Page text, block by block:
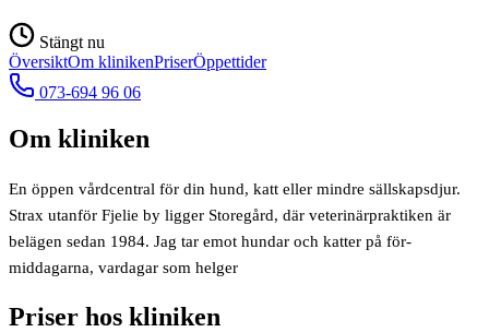
Stängt nu
ÖversiktOm klinikenPriserÖppettider
073-694 96 06
Om kliniken
En öppen vårdcentral för din hund, katt eller mindre sällskapsdjur.
Strax utanför Fjelie by ligger Storegård, där veterinärpraktiken är
belägen sedan 1984. Jag tar emot hundar och katter på för-
middagarna, vardagar som helger
Priser hos kliniken